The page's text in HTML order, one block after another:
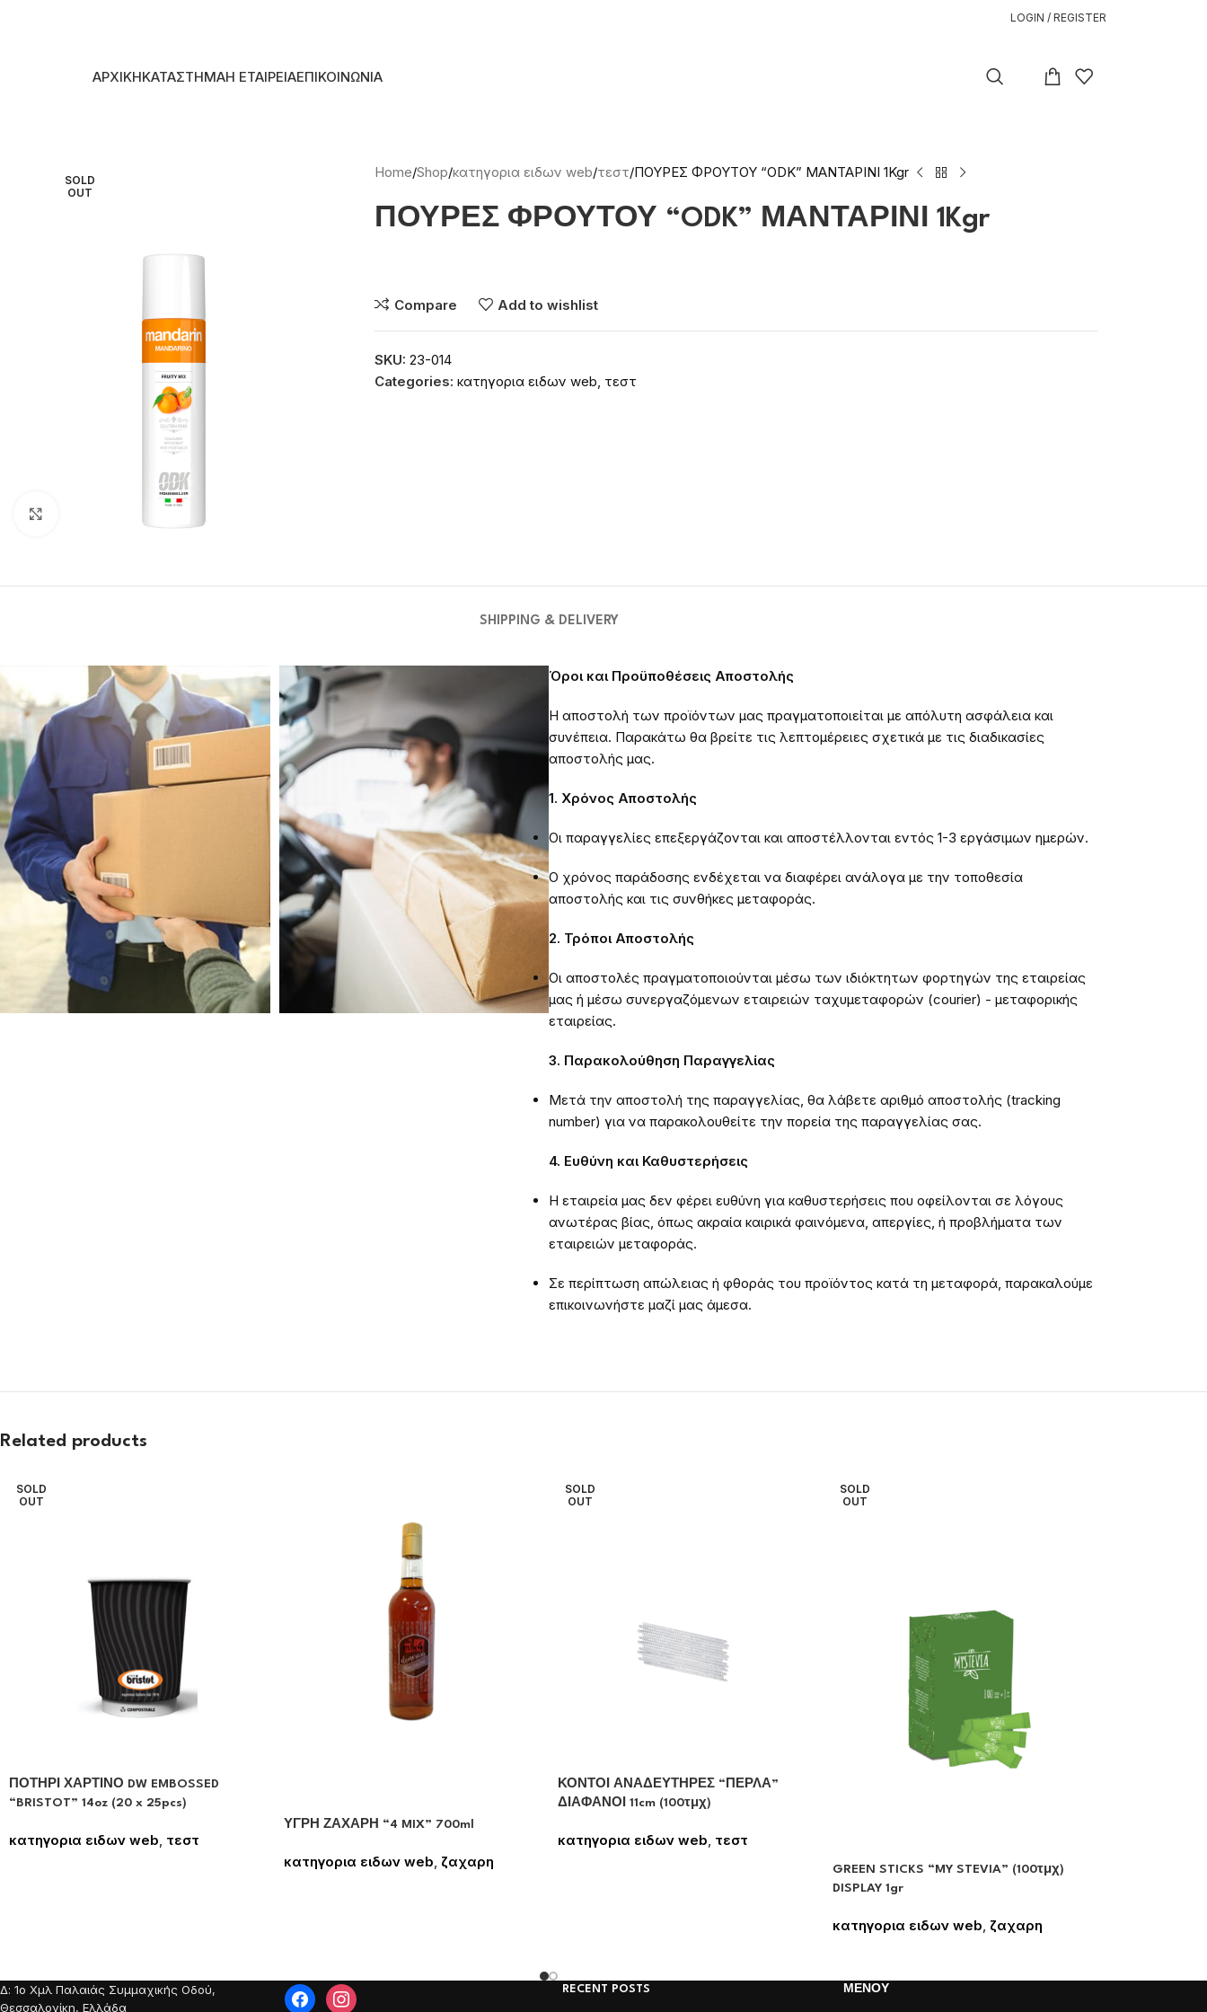
LOGIN / REGISTER
ΑΡΧΙΚΗΚΑΤΑΣΤΗΜΑΗ ΕΤΑΙΡΕΙΑΕΠΙΚΟΙΝΩΝΙΑ
SOLD
OUT
Home Shop κατηγορια ειδων web τεστ ΠΟΥΡΕΣ ΦΡΟΥΤΟΥ “ODK” ΜΑΝΤΑΡΙΝΙ 1Kgr
ΠΟΥΡΕΣ ΦΡΟΥΤΟΥ “ODK” ΜΑΝΤΑΡΙΝΙ 1Kgr
Compare Add to wishlist
SKU:23-014
Categories: κατηγορια ειδων web, τεστ
SHIPPING & DELIVERY
Όροι και Προϋποθέσεις Αποστολής
Η αποστολή των προϊόντων μας πραγματοποιείται με απόλυτη ασφάλεια και
συνέπεια. Παρακάτω θα βρείτε τις λεπτομέρειες σχετικά με τις διαδικασίες
αποστολής μας.
1. Χρόνος Αποστολής
Οι παραγγελίες επεξεργάζονται και αποστέλλονται εντός 1-3 εργάσιμων ημερών.
Ο χρόνος παράδοσης ενδέχεται να διαφέρει ανάλογα με την τοποθεσία
αποστολής και τις συνθήκες μεταφοράς.
2. Τρόποι Αποστολής
Οι αποστολές πραγματοποιούνται μέσω των ιδιόκτητων φορτηγών της εταιρείας
μας ή μέσω συνεργαζόμενων εταιρειών ταχυμεταφορών (courier) - μεταφορικής
εταιρείας.
3. Παρακολούθηση Παραγγελίας
Μετά την αποστολή της παραγγελίας, θα λάβετε αριθμό αποστολής (tracking
number) για να παρακολουθείτε την πορεία της παραγγελίας σας.
4. Ευθύνη και Καθυστερήσεις
Η εταιρεία μας δεν φέρει ευθύνη για καθυστερήσεις που οφείλονται σε λόγους
ανωτέρας βίας, όπως ακραία καιρικά φαινόμενα, απεργίες, ή προβλήματα των
εταιρειών μεταφοράς.
Σε περίπτωση απώλειας ή φθοράς του προϊόντος κατά τη μεταφορά, παρακαλούμε
επικοινωνήστε μαζί μας άμεσα.
Related products
SOLD
OUT
ΠΟΤΗΡΙ ΧΑΡΤΙΝΟ DW EMBOSSED
“BRISTOT” 14oz (20 x 25pcs)
κατηγορια ειδων web, τεστ
ΥΓΡΗ ΖΑΧΑΡΗ “4 MIX” 700ml
κατηγορια ειδων web ζαχαρη
SOLD
OUT
ΚΟΝΤΟΙ ΑΝΑΔΕΥΤΗΡΕΣ “ΠΕΡΛΑ”
ΔΙΑΦΑΝΟΙ 11cm (100τμχ)
κατηγορια ειδων web, τεστ
SOLD
OUT
GREEN STICKS “MY STEVIA” (100τμχ)
DISPLAY 1gr
κατηγορια ειδων web ζαχαρη
Δ: 1o Χμλ Παλαιάς Συμμαχικής Οδού,
Θεσσαλονίκη, Ελλάδα
RECENT POSTS ΜΕΝΟΥ